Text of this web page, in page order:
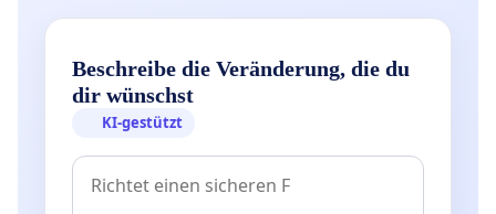
Beschreibe die Veränderung, die du
dir wünschst
KI-gestützt